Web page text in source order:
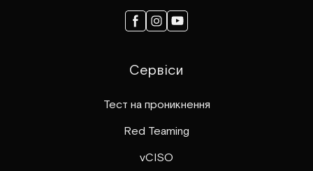
Сервіси
Тест на проникнення
Red Teaming
vCISO